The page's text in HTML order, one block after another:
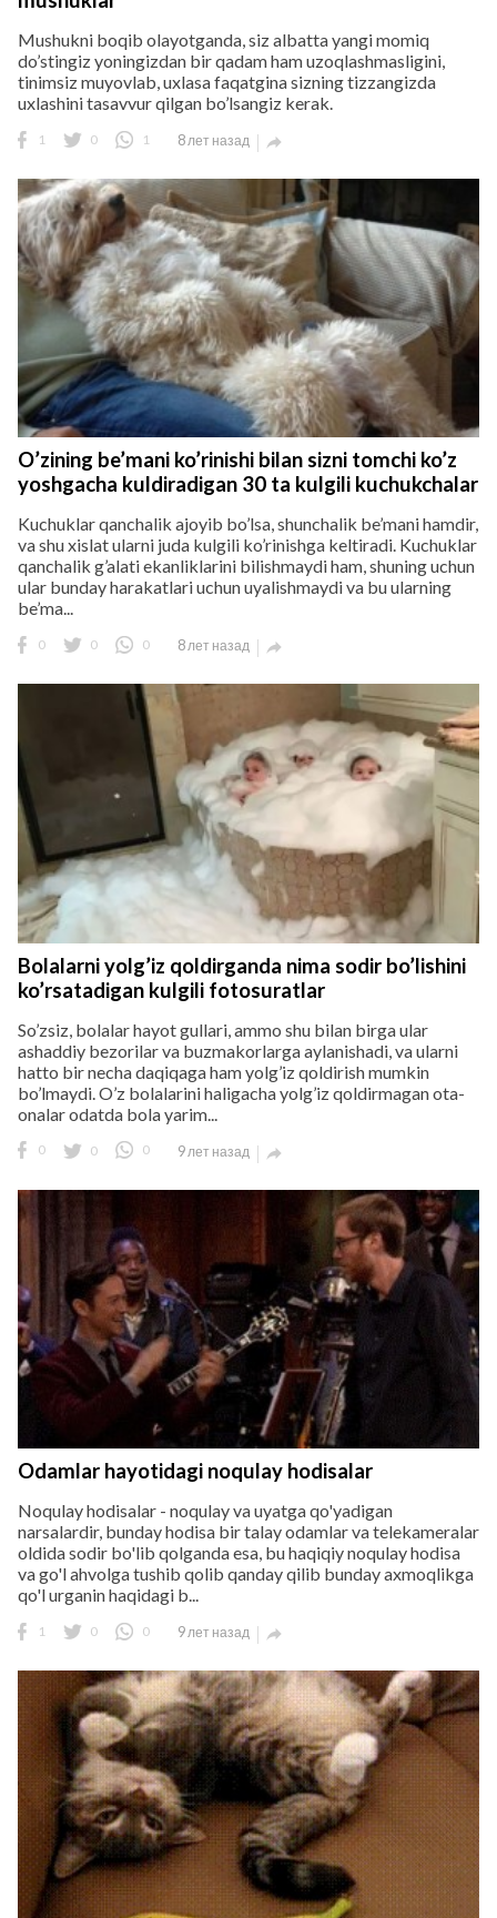
Mushukni boqib olayotganda, siz albatta yangi momiq
do’stingiz yoningizdan bir qadam ham uzoqlashmasligini,
tinimsiz muyovlab, uxlasa faqatgina sizning tizzangizda
uxlashini tasavvur qilgan bo’lsangiz kerak.
1 0 1 8 лет назад 
O’zining be’mani ko’rinishi bilan sizni tomchi ko’z
yoshgacha kuldiradigan 30 ta kulgili kuchukchalar
Kuchuklar qanchalik ajoyib bo’lsa, shunchalik be’mani hamdir,
va shu xislat ularni juda kulgili ko’rinishga keltiradi. Kuchuklar
qanchalik g’alati ekanliklarini bilishmaydi ham, shuning uchun
ular bunday harakatlari uchun uyalishmaydi va bu ularning
be’ma...
0 0 0 8 лет назад 
Bolalarni yolg’iz qoldirganda nima sodir bo’lishini
ko’rsatadigan kulgili fotosuratlar
So’zsiz, bolalar hayot gullari, ammo shu bilan birga ular
ashaddiy bezorilar va buzmakorlarga aylanishadi, va ularni
hatto bir necha daqiqaga ham yolg’iz qoldirish mumkin
bo’lmaydi. O’z bolalarini haligacha yolg’iz qoldirmagan ota-
onalar odatda bola yarim...
0 0 0 9 лет назад 
Odamlar hayotidagi noqulay hodisalar
Noqulay hodisalar - noqulay va uyatga qo'yadigan
narsalardir, bunday hodisa bir talay odamlar va telekameralar
oldida sodir bo'lib qolganda esa, bu haqiqiy noqulay hodisa
va go'l ahvolga tushib qolib qanday qilib bunday axmoqlikga
qo'l urganin haqidagi b...
1 0 0 9 лет назад 